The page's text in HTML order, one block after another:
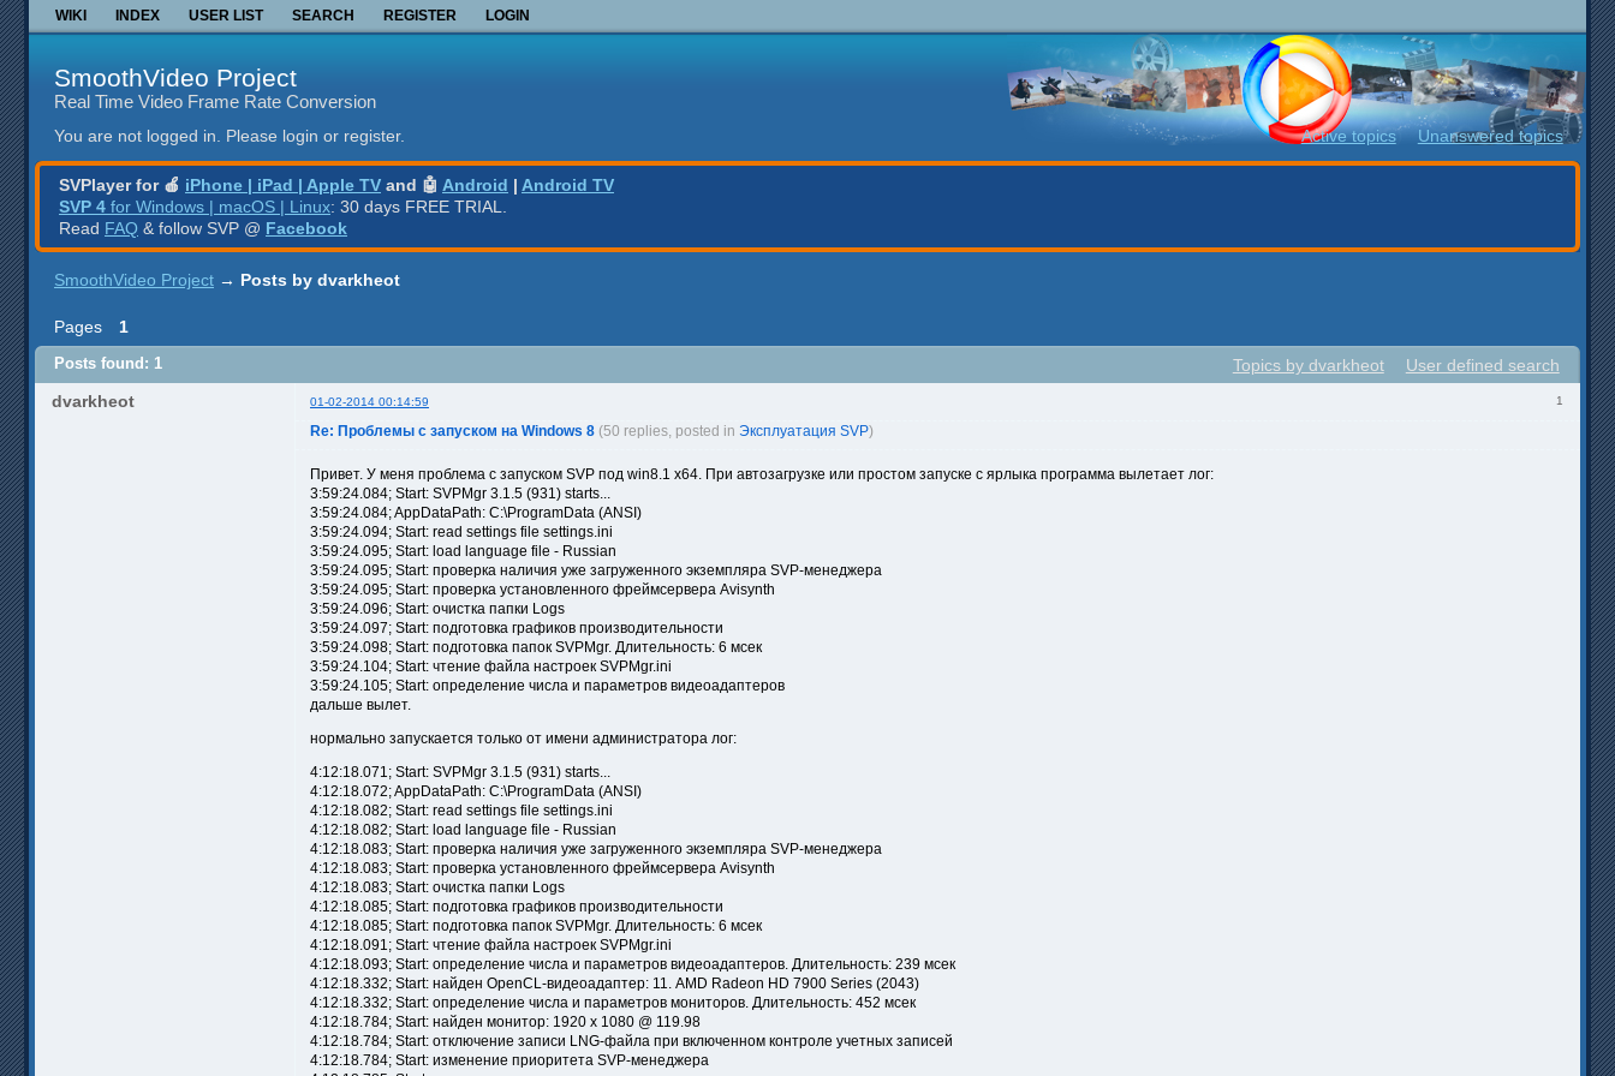
WIKI INDEX USER LIST SEARCH REGISTER LOGIN
SmoothVideo Project
Real Time Video Frame Rate Conversion
You are not logged in. Please login or register. Active topics Unanswered topics
SVPlayer for 🍎 iPhone | iPad | Apple TV and 🤖 Android | Android TV
SVP 4 for Windows | macOS | Linux: 30 days FREE TRIAL.
Read FAQ & follow SVP @ Facebook
SmoothVideo Project → Posts by dvarkheot
Pages
1
Topics by dvarkheot
User defined search
Posts found: 1
1
dvarkheot 01-02-2014 00:14:59
Re: Проблемы с запуском на Windows 8 (50 replies, posted in Эксплуатация SVP)
Привет. У меня проблема с запуском SVP под win8.1 x64. При автозагрузке или простом запуске с ярлыка программа вылетает лог:
3:59:24.084; Start: SVPMgr 3.1.5 (931) starts...
3:59:24.084; AppDataPath: C:\ProgramData (ANSI)
3:59:24.094; Start: read settings file settings.ini
3:59:24.095; Start: load language file - Russian
3:59:24.095; Start: проверка наличия уже загруженного экземпляра SVP-менеджера
3:59:24.095; Start: проверка установленного фреймсервера Avisynth
3:59:24.096; Start: очистка папки Logs
3:59:24.097; Start: подготовка графиков производительности
3:59:24.098; Start: подготовка папок SVPMgr. Длительность: 6 мсек
3:59:24.104; Start: чтение файла настроек SVPMgr.ini
3:59:24.105; Start: определение числа и параметров видеоадаптеров
дальше вылет.
нормально запускается только от имени администратора лог:
4:12:18.071; Start: SVPMgr 3.1.5 (931) starts...
4:12:18.072; AppDataPath: C:\ProgramData (ANSI)
4:12:18.082; Start: read settings file settings.ini
4:12:18.082; Start: load language file - Russian
4:12:18.083; Start: проверка наличия уже загруженного экземпляра SVP-менеджера
4:12:18.083; Start: проверка установленного фреймсервера Avisynth
4:12:18.083; Start: очистка папки Logs
4:12:18.085; Start: подготовка графиков производительности
4:12:18.085; Start: подготовка папок SVPMgr. Длительность: 6 мсек
4:12:18.091; Start: чтение файла настроек SVPMgr.ini
4:12:18.093; Start: определение числа и параметров видеоадаптеров. Длительность: 239 мсек
4:12:18.332; Start: найден OpenCL-видеоадаптер: 11. AMD Radeon HD 7900 Series (2043)
4:12:18.332; Start: определение числа и параметров мониторов. Длительность: 452 мсек
4:12:18.784; Start: найден монитор: 1920 x 1080 @ 119.98
4:12:18.784; Start: отключение записи LNG-файла при включенном контроле учетных записей
4:12:18.784; Start: изменение приоритета SVP-менеджера